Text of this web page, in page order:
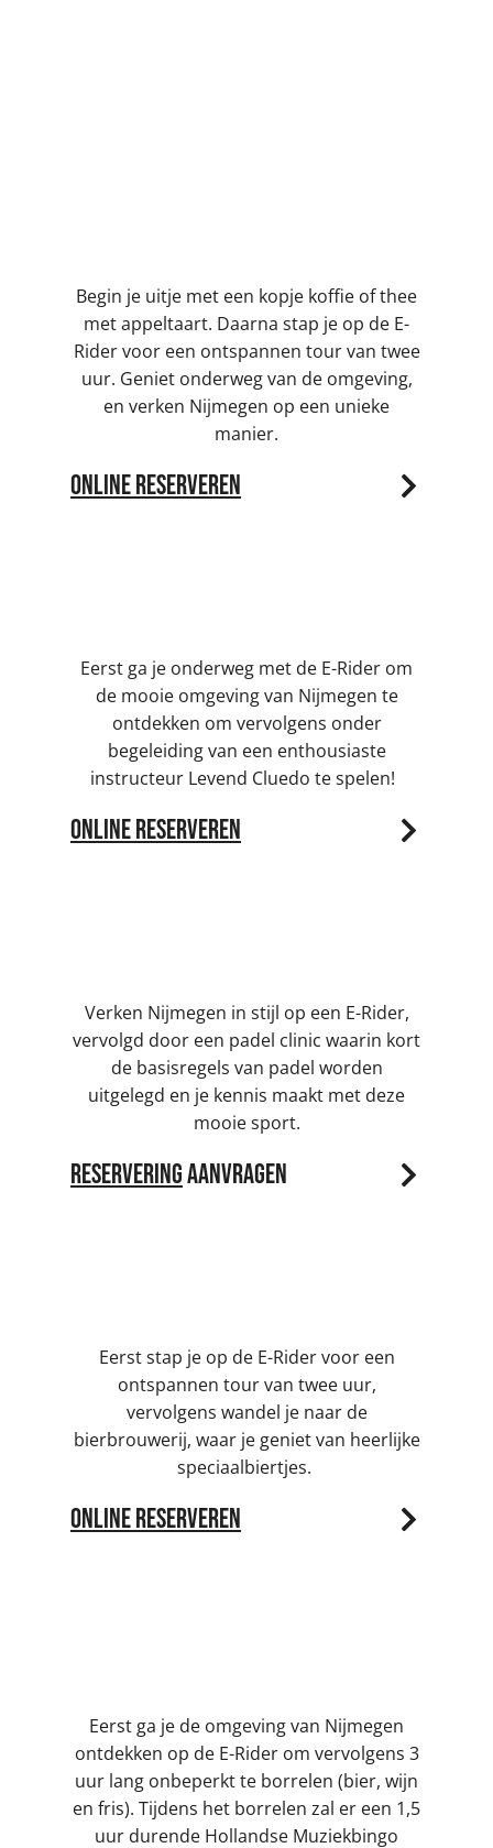
Begin je uitje met een kopje koffie of thee
met appeltaart. Daarna stap je op de E-
Rider voor een ontspannen tour van twee
uur. Geniet onderweg van de omgeving,
en verken Nijmegen op een unieke
manier.
Online reserveren
Eerst ga je onderweg met de E-Rider om
de mooie omgeving van Nijmegen te
ontdekken om vervolgens onder
begeleiding van een enthousiaste
instructeur Levend Cluedo te spelen!
Online reserveren
Verken Nijmegen in stijl op een E-Rider,
vervolgd door een padel clinic waarin kort
de basisregels van padel worden
uitgelegd en je kennis maakt met deze
mooie sport.
Reserveringaanvragen
Eerst stap je op de E-Rider voor een
ontspannen tour van twee uur,
vervolgens wandel je naar de
bierbrouwerij, waar je geniet van heerlijke
speciaalbiertjes.
Online reserveren
Eerst ga je de omgeving van Nijmegen
ontdekken op de E-Rider om vervolgens 3
uur lang onbeperkt te borrelen (bier, wijn
en fris). Tijdens het borrelen zal er een 1,5
uur durende Hollandse Muziekbingo